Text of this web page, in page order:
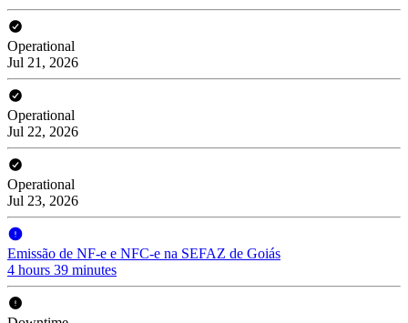
Operational
Jul 21, 2026
Operational
Jul 22, 2026
Operational
Jul 23, 2026
Emissão de NF-e e NFC-e na SEFAZ de Goiás
4 hours 39 minutes